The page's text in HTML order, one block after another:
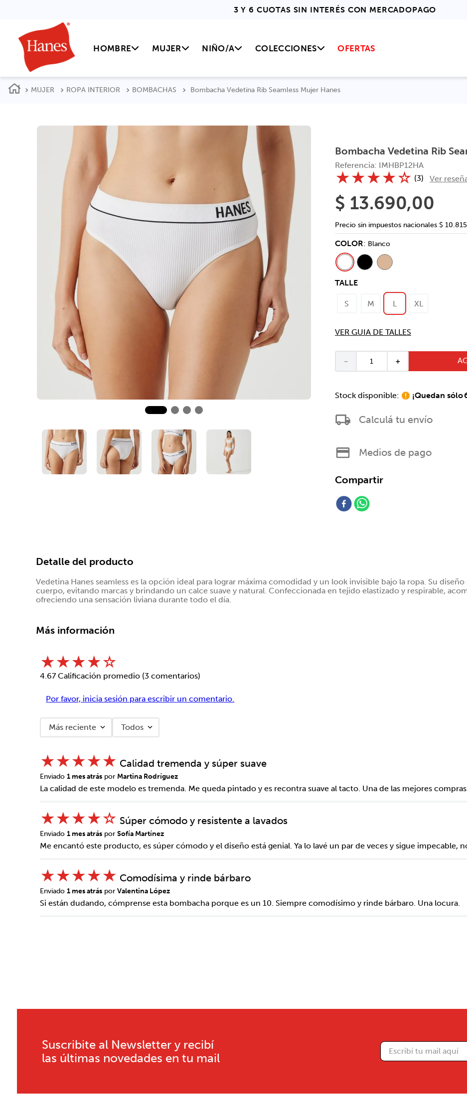
3 Y 6 CUOTAS SIN INTERÉS CON MERCADOPAGO
HOMBRE MUJER NIÑO/A COLECCIONES OFERTAS
MUJER ROPA INTERIOR BOMBACHAS Bombacha Vedetina Rib Seamless Mujer Hanes
Bombacha Vedetina Rib
Referencia: IMHBP12HA
★★★★☆ (3) Ver
$ 13.690,00
Precio sin impuestos nacionales $
COLOR: Blanco
TALLE
S M L XL
VER GUIA DE TALLES
＋
－
¡Quedan sólo
Calculá tu envío
Medios de pago
Detalle del producto
Vedetina Hanes seamless es la opción ideal para lograr máxima comodidad y un look invisible bajo la ropa. Su
cuerpo, evitando marcas y brindando un calce suave y natural. Confeccionada en tejido elastizado y respirable,
ofreciendo una sensación liviana durante todo el día.
Más información
★★★★☆
4.67 Calificación promedio (3 comentarios)
Por favor, inicia sesión para escribir un comentario.
Más reciente Todos
★★★★★ Calidad tremenda y súper suave
Enviado 1 mes atrás por Martina Rodríguez
La calidad de este modelo es tremenda. Me queda pintado y es recontra suave al tacto. Una de las mejores
★★★★☆ Súper cómodo y resistente a lavados
Enviado 1 mes atrás por Sofía Martínez
Me encantó este producto, es súper cómodo y el diseño está genial. Ya lo lavé un par de veces y sigue impecable,
★★★★★ Comodísima y rinde bárbaro
Enviado 1 mes atrás por Valentina López
Si están dudando, cómprense esta bombacha porque es un 10. Siempre comodísimo y rinde bárbaro. Una locura.
Suscribite al Newsletter y recibí
las últimas novedades en tu mail